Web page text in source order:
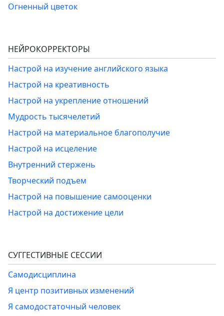
Огненный цветок
НЕЙРОКОРРЕКТОРЫ
Настрой на изучение английского языка
Настрой на креативность
Настрой на укрепление отношений
Мудрость тысячелетий
Настрой на материальное благополучие
Настрой на исцеление
Внутренний стержень
Творческий подъем
Настрой на повышение самооценки
Настрой на достижение цели
СУГГЕСТИВНЫЕ СЕССИИ
Самодисциплина
Я центр позитивных изменений
Я самодостаточный человек